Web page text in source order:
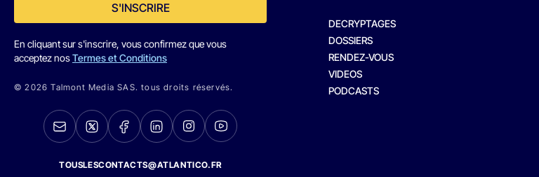
S'INSCRIRE
En cliquant sur s'inscrire, vous confirmez que vous
acceptez nosTermes et Conditions
© 2026 Talmont Media SAS. tous droits réservés.
TOUSLESCONTACTS@ATLANTICO.FR
DECRYPTAGES
DOSSIERS
RENDEZ-VOUS
VIDEOS
PODCASTS